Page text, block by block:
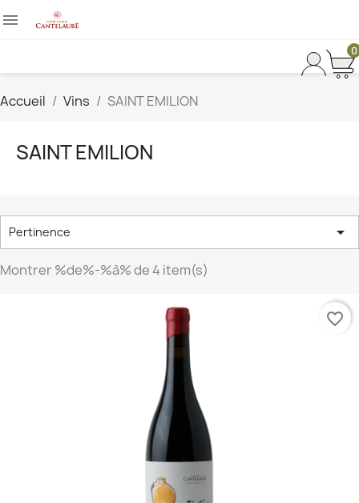

0
Accueil Vins SAINT EMILION
SAINT EMILION
Pertinence 
Montrer %de%-%à% de 4 item(s)
favorite_border